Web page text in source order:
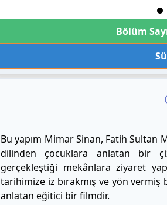
Bölüm
Bu yapım Mimar Sinan, Fatih Sultan
dilinden çocuklara anlatan bir
gerçekleştiği mekânlara ziyaret
tarihimize iz bırakmış ve yön vermiş
anlatan eğitici bir filmdir.